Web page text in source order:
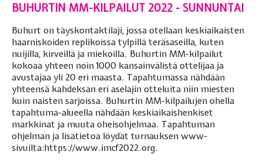
BUHURTIN MM-KILPAILUT 2022 - SUNNUNTAI
Buhurt on täyskontaktilaji, jossa otellaan keskiaikaisten
haarniskoiden replikoissa tylpillä teräsaseilla, kuten
nuijilla, kirveillä ja miekoilla. Buhurtin MM-kilpailut
kokoaa yhteen noin 1000 kansainvälistä ottelijaa ja
avustajaa yli 20 eri maasta. Tapahtumassa nähdään
yhteensä kahdeksan eri aselajin otteluita niin miesten
kuin naisten sarjoissa. Buhurtin MM-kilpailujen ohella
tapahtuma-alueella nähdään keskiaikaishenkiset
markkinat ja muuta oheisohjelmaa. Tapahtuman
ohjelman ja lisätietoa löydät turnauksen www-
sivuilta:https://www.imcf2022.org.